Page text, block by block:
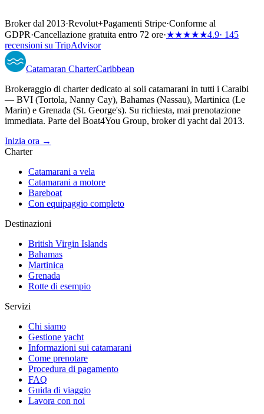
Broker dal 2013·Revolut+Pagamenti Stripe·Conforme al
GDPR·Cancellazione gratuita entro 72 ore·★★★★★4.9· 145
recensioni su TripAdvisor
Catamaran CharterCaribbean
Brokeraggio di charter dedicato ai soli catamarani in tutti i Caraibi
— BVI (Tortola, Nanny Cay), Bahamas (Nassau), Martinica (Le
Marin) e Grenada (St. George's). Su richiesta, mai prenotazione
immediata. Parte del Boat4You Group, broker di yacht dal 2013.
Inizia ora →
Charter
Catamarani a vela
Catamarani a motore
Bareboat
Con equipaggio completo
Destinazioni
British Virgin Islands
Bahamas
Martinica
Grenada
Rotte di esempio
Servizi
Chi siamo
Gestione yacht
Informazioni sui catamarani
Come prenotare
Procedura di pagamento
FAQ
Guida di viaggio
Lavora con noi